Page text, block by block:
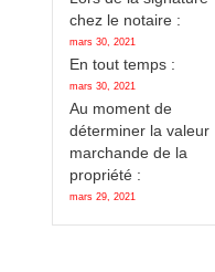
chez le notaire :
mars 30, 2021
En tout temps :
mars 30, 2021
Au moment de
déterminer la valeur
marchande de la
propriété :
mars 29, 2021